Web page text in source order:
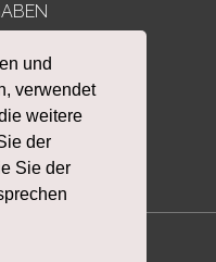
und
verwendet
weitere
der
Sie der